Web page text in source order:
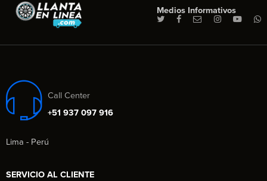
Medios Informativos
Call Center
+51 937 097 916
Lima - Perú
SERVICIO AL CLIENTE